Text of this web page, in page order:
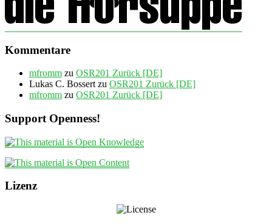
Kommentare
mfromm zu OSR201 Zurück [DE]
Lukas C. Bossert zu OSR201 Zurück [DE]
mfromm zu OSR201 Zurück [DE]
Support Openness!
Lizenz